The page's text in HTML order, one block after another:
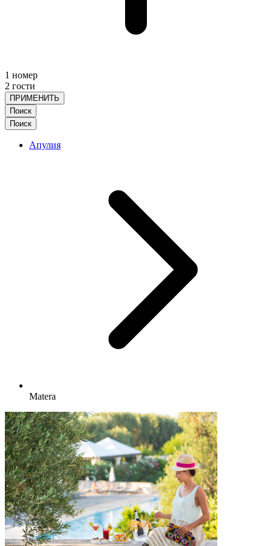
1 номер
2 гости
ПРИМЕНИТЬ
Поиск
Поиск
Апулия
Matera